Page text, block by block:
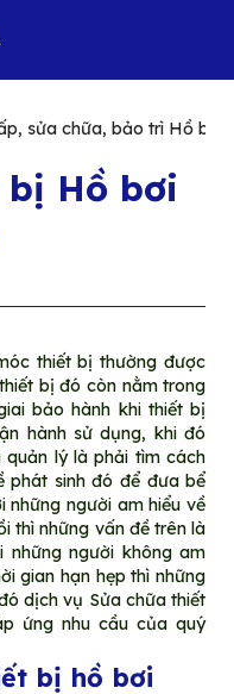
sửa chữa, bảo trì Hồ bơi
Hồ bơi
thiết bị thường được
bị đó còn nằm trong
bảo hành khi thiết bị
hành sử dụng, khi đó
lý là phải tìm cách
phát sinh đó để đưa bể
người am hiểu về
thì những vấn đề trên là
những người không am
gian hạn hẹp thì những
dịch vụ Sửa chữa thiết
ứng nhu cầu của quý
bị hồ bơi